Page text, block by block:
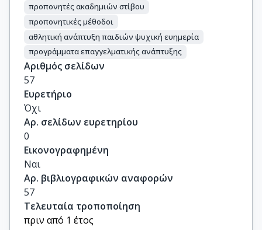
προπονητές ακαδημιών στίβου
προπονητικές μέθοδοι
αθλητική ανάπτυξη παιδιών ψυχική ευημερία
προγράμματα επαγγελματικής ανάπτυξης
Αριθμός σελίδων
57
Ευρετήριο
Όχι
Αρ. σελίδων ευρετηρίου
0
Εικονογραφημένη
Ναι
Αρ. βιβλιογραφικών αναφορών
57
Τελευταία τροποποίηση
πριν από 1 έτος